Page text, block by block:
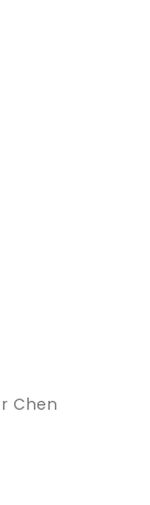
Chen